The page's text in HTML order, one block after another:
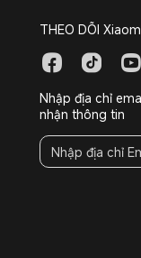
THEO DÕI
Nhập địa chỉ
nhận thông tin